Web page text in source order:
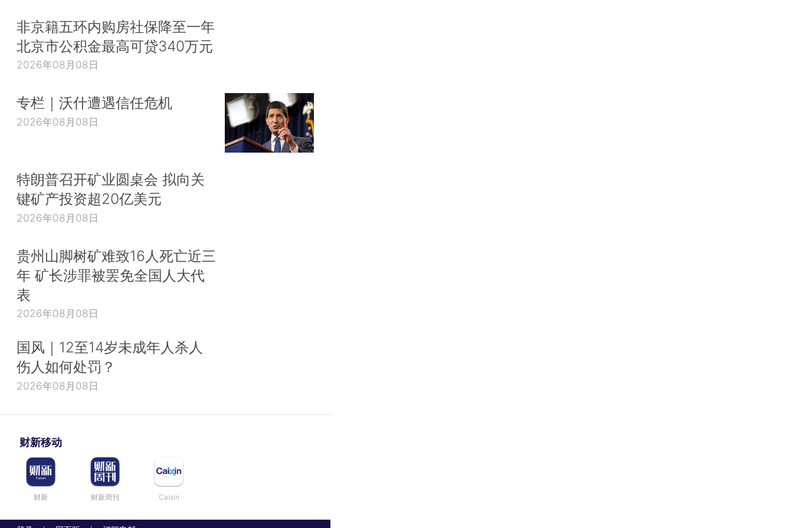
非京籍五环内购房社保降至一年
北京市公积金最高可贷340万元
2026年08月08日
专栏｜沃什遭遇信任危机
2026年08月08日
特朗普召开矿业圆桌会 拟向关
键矿产投资超20亿美元
2026年08月08日
贵州山脚树矿难致16人死亡近三
年 矿长涉罪被罢免全国人大代
表
2026年08月08日
国风｜12至14岁未成年人杀人
伤人如何处罚？
2026年08月08日
财新移动
财新 财新周刊 Caixin